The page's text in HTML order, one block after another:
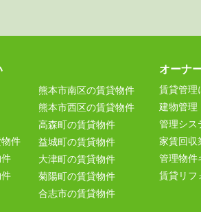
件
熊本市南区の賃貸物件
熊本市西区の賃貸物件
高森町の賃貸物件
益城町の賃貸物件
大津町の賃貸物件
菊陽町の賃貸物件
合志市の賃貸物件
オーナ
賃貸管理
建物管理
管理シス
家賃回収
管理物件
賃貸リフ